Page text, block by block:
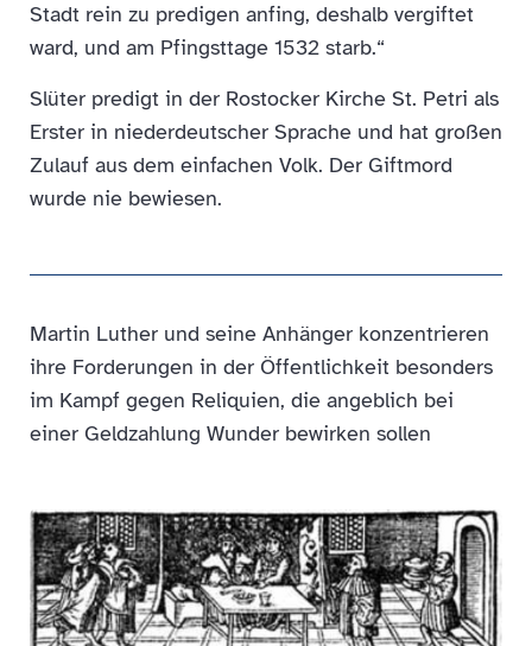
Stadt rein zu predigen anfing, deshalb vergiftet
ward, und am Pfingsttage 1532 starb.“
Slüter predigt in der Rostocker Kirche St. Petri als
Erster in niederdeutscher Sprache und hat großen
Zulauf aus dem einfachen Volk. Der Giftmord
wurde nie bewiesen.
Martin Luther und seine Anhänger konzentrieren
ihre Forderungen in der Öffentlichkeit besonders
im Kampf gegen Reliquien, die angeblich bei
einer Geldzahlung Wunder bewirken sollen